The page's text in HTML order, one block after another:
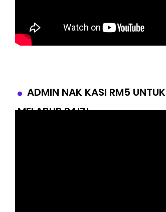
ADMIN NAK KASI RM5 UNTUK
MELABUR RAIZ!